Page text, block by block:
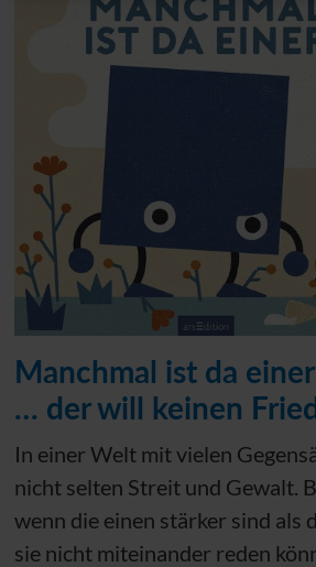
Manchmal ist da
… der will keinen
In einer Welt mit vielen
nicht selten Streit und Gewalt.
wenn die einen stärker sind als
sie nicht miteinander reden